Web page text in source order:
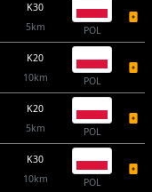
K30
5km
POL
K20
10km
POL
K20
5km
POL
K30
10km
POL